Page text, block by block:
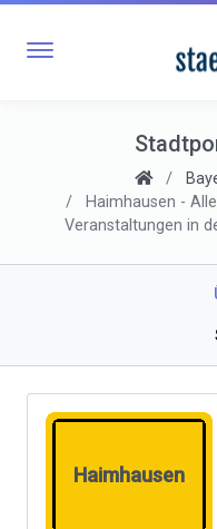
Haimhausen -
Veranstaltungen in
Haimhausen